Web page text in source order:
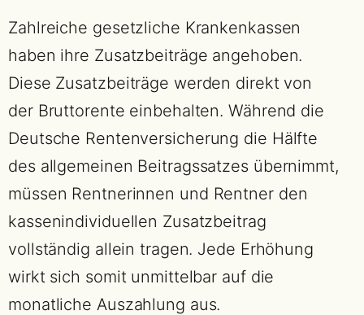
Zahlreiche gesetzliche Krankenkassen
haben ihre Zusatzbeiträge angehoben.
Diese Zusatzbeiträge werden direkt von
der Bruttorente einbehalten. Während die
Deutsche Rentenversicherung die Hälfte
des allgemeinen Beitragssatzes übernimmt,
müssen Rentnerinnen und Rentner den
kassenindividuellen Zusatzbeitrag
vollständig allein tragen. Jede Erhöhung
wirkt sich somit unmittelbar auf die
monatliche Auszahlung aus.